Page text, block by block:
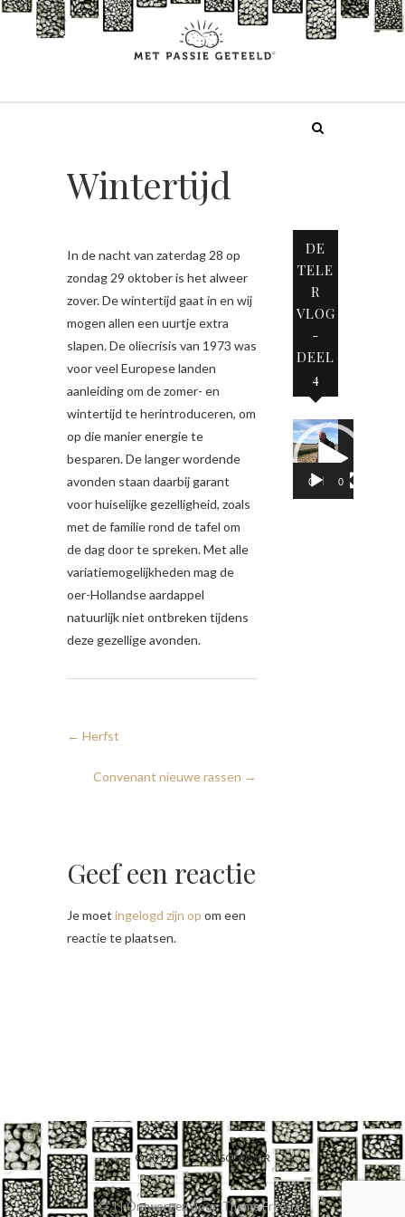
Doorgaan
Wintertijd
In de nacht van zaterdag 28 op
zondag 29 oktober is het alweer
zover. De wintertijd gaat in en wij
mogen allen een uurtje extra
slapen. De oliecrisis van 1973 was
voor veel Europese landen
aanleiding om de zomer- en
wintertijd te herintroduceren, om
op die manier energie te
besparen. De langer wordende
avonden staan daarbij garant
voor huiselijke gezelligheid, zoals
met de familie rond de tafel om
de dag door te spreken. Met alle
variatiemogelijkheden mag de
oer-Hollandse aardappel
natuurlijk niet ontbreken tijdens
deze gezellige avonden.
← Herfst
Convenant nieuwe rassen →
Geef een reactie
Je moet ingelogd zijn op om een
reactie te plaatsen.
DE
TELE
R
VLOG
-
DEEL
4
Videospeler
00:00 02:05
© 2017 DISCLAIMER
© J| Ontworpen door:Theme Freesia|